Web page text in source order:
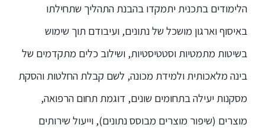
בוגרים
סגל
שכר
לימוד
הלימודים בתכנית יתמקדו בהבנת התהליך שתחילתו
באיסוף וארגון מושכל של נתונים, ועיבודם תוך שימוש
בשיטות מתמטיות וסטטיסטיות, ושילוב כלים מתקדמים של
בינה מלאכותית ולמידת מכונה, לשם קבלת החלטות והסקת
מסקנות יעילה בתחומים שונים, דוגמת תחום הרפואה,
מוצרים (שיפור מוצרים מבוסס נתונים), וייעול שירותים